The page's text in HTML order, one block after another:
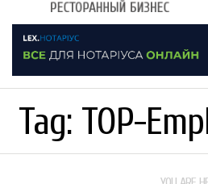
МОНІТОРИНГ ЗАКОНОДАВСТВА
ФРАНЧАЙЗИНГ
Tag: TOP-